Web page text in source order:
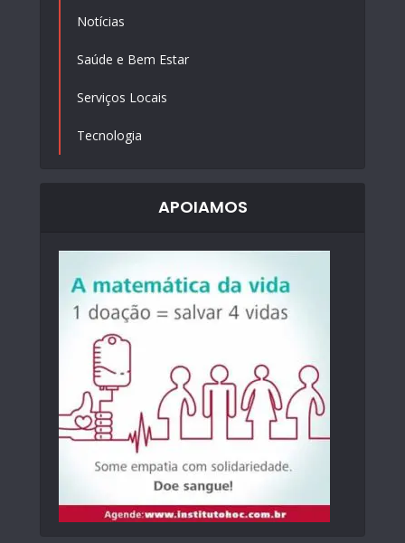
Notícias
Saúde e Bem Estar
Serviços Locais
Tecnologia
APOIAMOS